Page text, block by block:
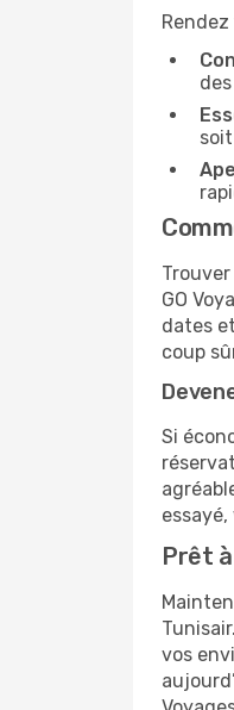
GO
dates
coup
Si
Prêt
vos